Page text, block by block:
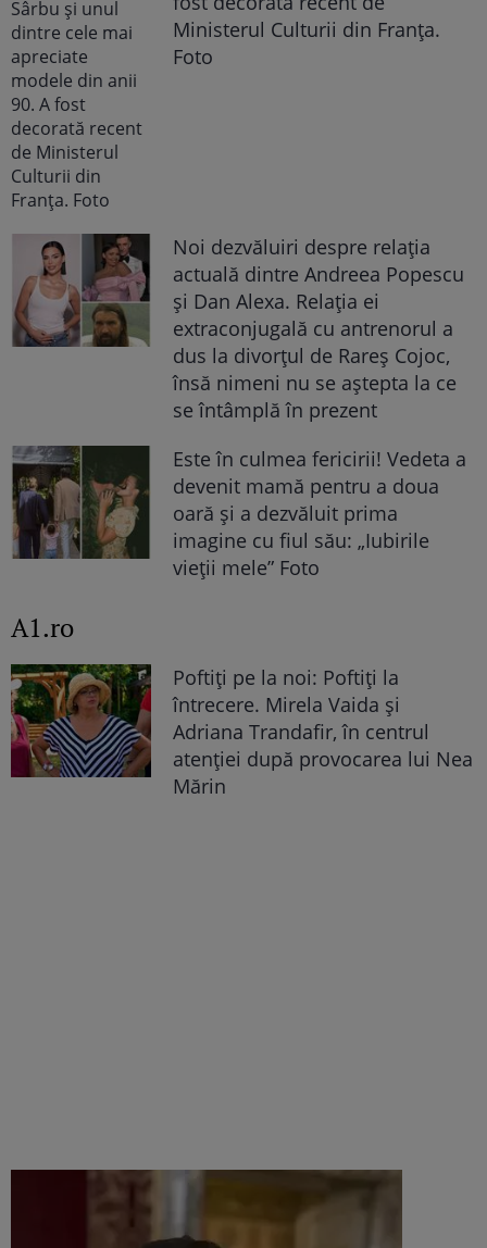
Ministerul Culturii din Franța.
Foto
Noi dezvăluiri despre relația
actuală dintre Andreea Popescu
și Dan Alexa. Relația ei
extraconjugală cu antrenorul a
dus la divorțul de Rareș Cojoc,
însă nimeni nu se aștepta la ce
se întâmplă în prezent
Este în culmea fericirii! Vedeta a
devenit mamă pentru a doua
oară și a dezvăluit prima
imagine cu fiul său: „Iubirile
vieții mele” Foto
A1.ro
Poftiți pe la noi: Poftiți la
întrecere. Mirela Vaida și
Adriana Trandafir, în centrul
atenției după provocarea lui Nea
Mărin